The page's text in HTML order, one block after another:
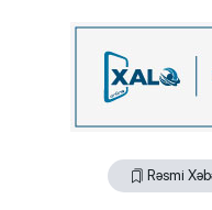
Rəsmi